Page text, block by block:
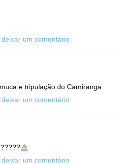
um comentário
e tripulação do Camiranga
um comentário
um comentário